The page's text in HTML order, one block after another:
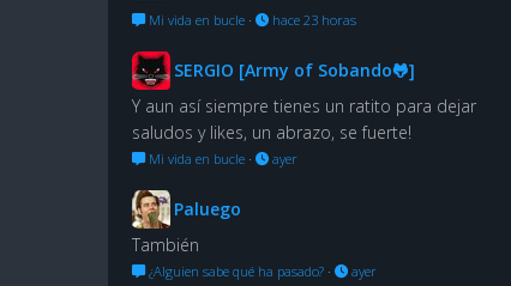
Mi vida en bucle · hace 23 horas
SERGIO [Army of Sobando🐸]
Y aun así siempre tienes un ratito para dejar
saludos y likes, un abrazo, se fuerte!
Mi vida en bucle · ayer
Paluego
También
¿Alguien sabe qué ha pasado? · ayer